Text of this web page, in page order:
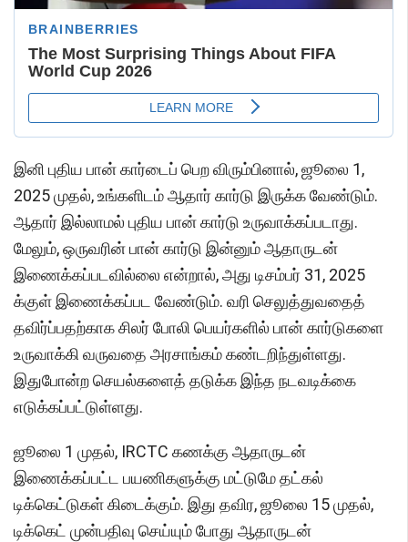
இனி புதிய பான் கார்டைப் பெற விரும்பினால், ஜூலை 1,
2025 முதல், உங்களிடம் ஆதார் கார்டு இருக்க வேண்டும்.
ஆதார் இல்லாமல் புதிய பான் கார்டு உருவாக்கப்படாது.
மேலும், ஒருவரின் பான் கார்டு இன்னும் ஆதாருடன்
இணைக்கப்படவில்லை என்றால், அது டிசம்பர் 31, 2025
க்குள் இணைக்கப்பட வேண்டும். வரி செலுத்துவதைத்
தவிர்ப்பதற்காக சிலர் போலி பெயர்களில் பான் கார்டுகளை
உருவாக்கி வருவதை அரசாங்கம் கண்டறிந்துள்ளது.
இதுபோன்ற செயல்களைத் தடுக்க இந்த நடவடிக்கை
எடுக்கப்பட்டுள்ளது.
ஜூலை 1 முதல், IRCTC கணக்கு ஆதாருடன்
இணைக்கப்பட்ட பயணிகளுக்கு மட்டுமே தட்கல்
டிக்கெட்டுகள் கிடைக்கும். இது தவிர, ஜூலை 15 முதல்,
டிக்கெட் முன்பதிவு செய்யும் போது ஆதாருடன்